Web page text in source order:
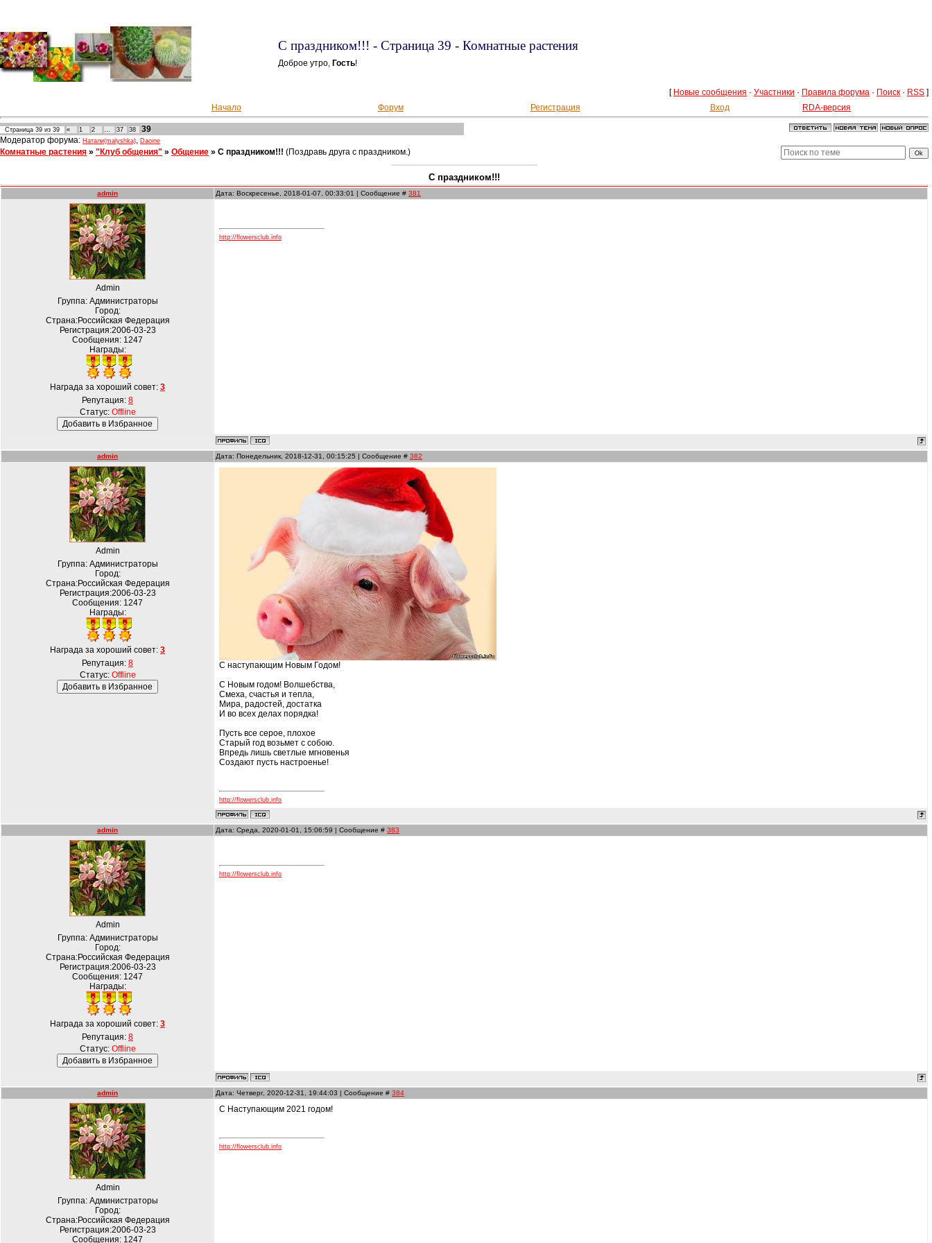
С праздником!!! - Страница 39 - Комнатные растения
Доброе утро, Гость!
[ Новые сообщения · Участники · Правила форума · Поиск · RSS ]
Начало
Форум Регистрация Вход RDA-версия
Страница 39 из 39 « 1 2 … 37 38
39
Модератор форума: Натали(malyshka), Daoine
Комнатные растения » "Клуб общения" » Общение » С праздником!!! (Поздравь друга с праздником.)
С праздником!!!
admin Дата: Воскресенье, 2018-01-07, 00:33:01 | Сообщение # 381
Admin
Группа: Администраторы
Город:
Страна:Российская Федерация
Регистрация:2006-03-23
Сообщения: 1247
Награды:
Награда за хороший совет: 3
Репутация: 8
Статус: Offline
http://flowersclub.info
admin Дата: Понедельник, 2018-12-31, 00:15:25 | Сообщение # 382
Admin
Группа: Администраторы
Город:
Страна:Российская Федерация
Регистрация:2006-03-23
Сообщения: 1247
Награды:
Награда за хороший совет: 3
Репутация: 8
Статус: Offline
С наступающим Новым Годом!
С Новым годом! Волшебства,
Смеха, счастья и тепла,
Мира, радостей, достатка
И во всех делах порядка!
Пусть все серое, плохое
Старый год возьмет с собою.
Впредь лишь светлые мгновенья
Создают пусть настроенье!
http://flowersclub.info
admin Дата: Среда, 2020-01-01, 15:06:59 | Сообщение # 383
Admin
Группа: Администраторы
Город:
Страна:Российская Федерация
Регистрация:2006-03-23
Сообщения: 1247
Награды:
Награда за хороший совет: 3
Репутация: 8
Статус: Offline
http://flowersclub.info
admin Дата: Четверг, 2020-12-31, 19:44:03 | Сообщение # 384
Admin
Группа: Администраторы
Город:
Страна:Российская Федерация
Регистрация:2006-03-23
Сообщения: 1247
С Наступающим 2021 годом!
http://flowersclub.info